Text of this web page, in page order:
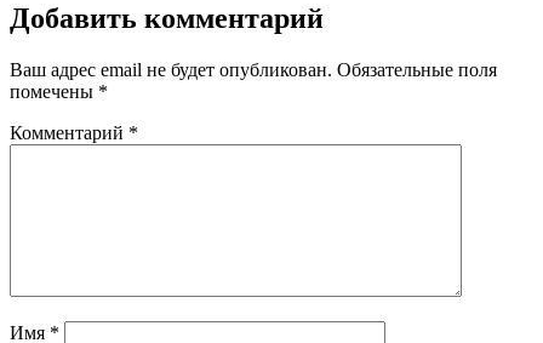
Добавить комментарий
Ваш адрес email не будет опубликован. Обязательные поля
помечены *
Комментарий *
Имя *